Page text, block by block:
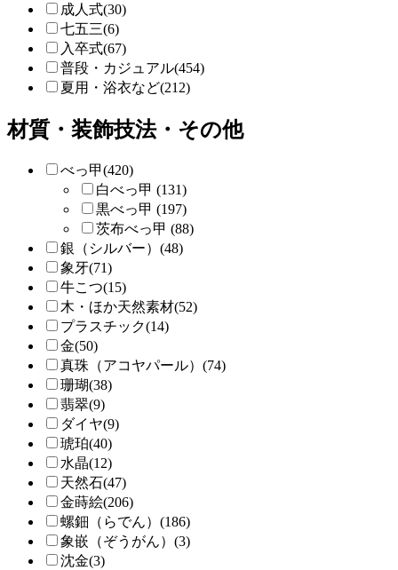
成人式(30)
七五三(6)
入卒式(67)
普段・カジュアル(454)
夏用・浴衣など(212)
材質・装飾技法・その他
べっ甲(420)
白べっ甲 (131)
黒べっ甲 (197)
茨布べっ甲 (88)
銀（シルバー）(48)
象牙(71)
牛こつ(15)
木・ほか天然素材(52)
プラスチック(14)
金(50)
真珠（アコヤパール）(74)
珊瑚(38)
翡翠(9)
ダイヤ(9)
琥珀(40)
水晶(12)
天然石(47)
金蒔絵(206)
螺鈿（らでん）(186)
象嵌（ぞうがん）(3)
沈金(3)